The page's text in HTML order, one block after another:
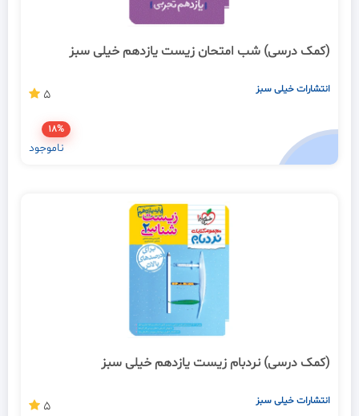
(کمک درسی) شب امتحان زیست یازدهم خیلی سبز
انتشارات خیلی سبز 5
18%
ناموجود
(کمک درسی) نردبام زیست یازدهم خیلی سبز
انتشارات خیلی سبز 5